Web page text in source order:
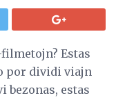
Estas
por dividi viajn
bezonas, estas